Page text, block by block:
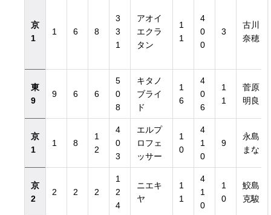
京
1
1 6 8
3
3
1
アオイ
エクラ
タン
1
1
4
0
0
3
古川
奈穂
東
9
9 6 6
5
0
8
キタノ
ブライ
ド
1
6
4
0
6
1
1
菅原
明良
京
1
1 8
1
2
4
0
3
エルプ
ロフェ
ッサー
1
0
4
1
0
9
永島
まな
京
2
2 2 2
1
2
4
ニエキ
ヤ
1
1
4
1
0
1
0
鮫島
克駿